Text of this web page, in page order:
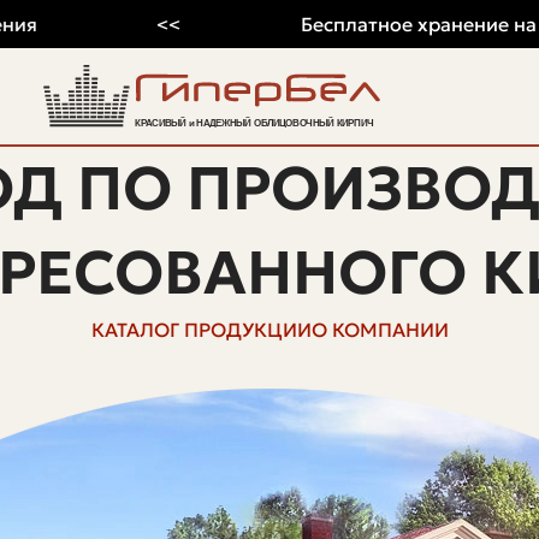
ПО
КАТАЛОГ ПРОДУКЦИИО КОМПАНИИ
Бесплатное хранение на 2026